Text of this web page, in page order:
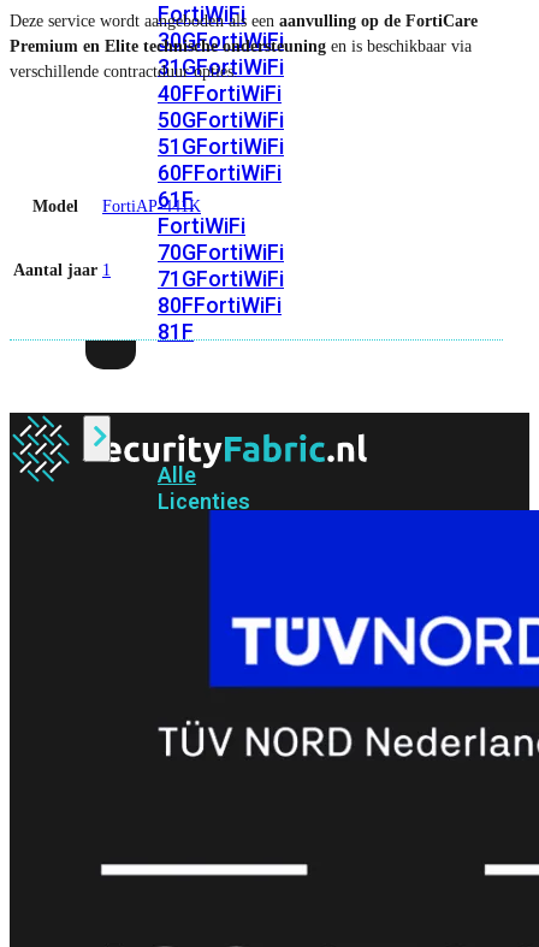
FortiWiFi
30GFortiWiFi
31GFortiWiFi
40FFortiWiFi
50GFortiWiFi
51GFortiWiFi
60FFortiWiFi
61F
FortiWiFi
70GFortiWiFi
71GFortiWiFi
80FFortiWiFi
81F
Alle
Licenties
FortiCare
EliteFortiCare
Upgrades
Deze service wordt aangeboden als een aanvulling op de FortiCare
Premium en Elite technische ondersteuning en is beschikbaar via
verschillende contractduur opties.
Model FortiAP-441K
Aantal jaar 1